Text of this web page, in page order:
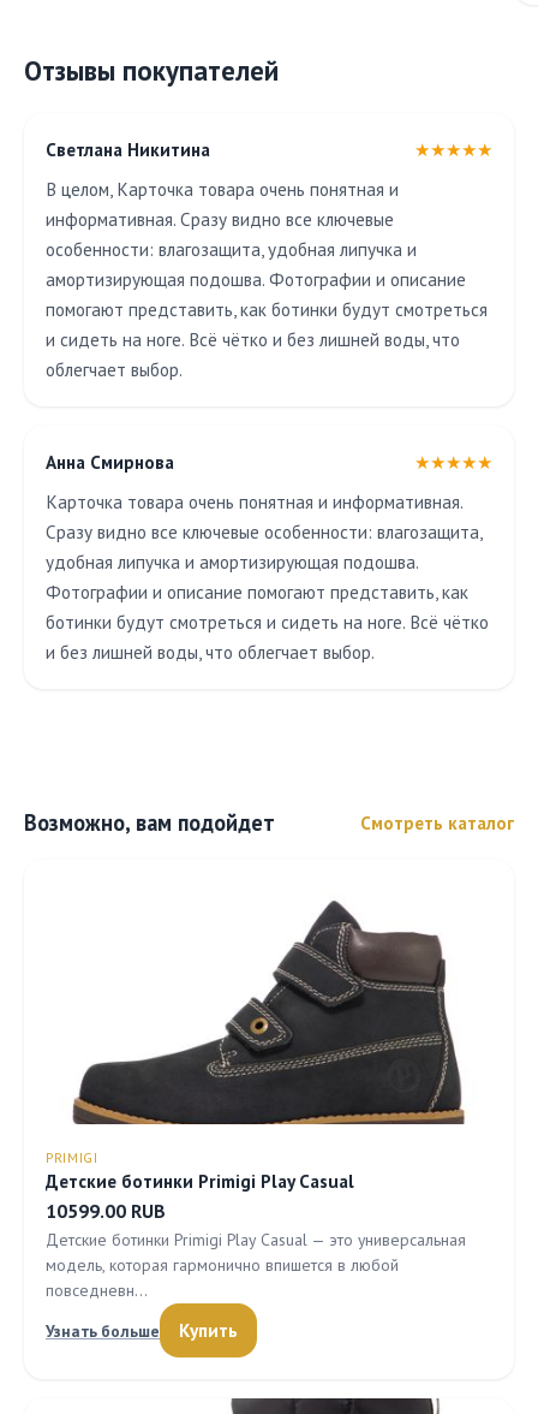
Отзывы покупателей
Светлана Никитина
★★★★★
В целом, Карточка товара очень понятная и
информативная. Сразу видно все ключевые
особенности: влагозащита, удобная липучка и
амортизирующая подошва. Фотографии и описание
помогают представить, как ботинки будут смотреться
и сидеть на ноге. Всё чётко и без лишней воды, что
облегчает выбор.
Анна Смирнова
★★★★★
Карточка товара очень понятная и информативная.
Сразу видно все ключевые особенности: влагозащита,
удобная липучка и амортизирующая подошва.
Фотографии и описание помогают представить, как
ботинки будут смотреться и сидеть на ноге. Всё чётко
и без лишней воды, что облегчает выбор.
Возможно, вам подойдет Смотреть каталог
PRIMIGI
Детские ботинки Primigi Play Casual
10599.00 RUB
Детские ботинки Primigi Play Casual — это универсальная
модель, которая гармонично впишется в любой
повседневн…
Узнать больше
Купить